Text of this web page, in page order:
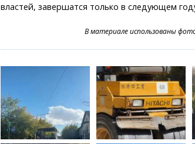
властей, завершатся только в следующем
В материале использованы